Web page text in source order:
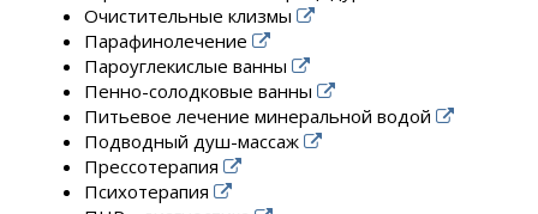
Очистительные клизмы
Парафинолечение
Пароуглекислые ванны
Пенно-солодковые ванны
Питьевое лечение минеральной водой
Подводный душ-массаж
Прессотерапия
Психотерапия